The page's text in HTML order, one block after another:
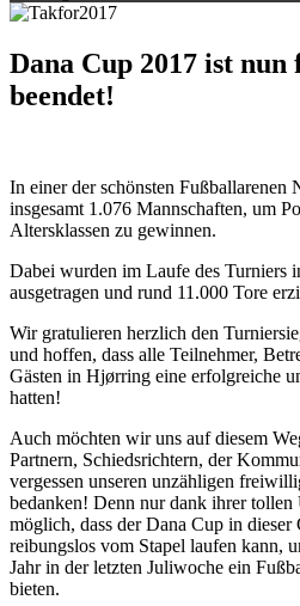
Dana Cup 2017 ist nun
beendet!
In einer der schönsten Fußballarenen
insgesamt 1.076 Mannschaften, um
Altersklassen zu gewinnen.
Dabei wurden im Laufe des Turniers
ausgetragen und rund 11.000 Tore
Wir gratulieren herzlich den
und hoffen, dass alle Teilnehmer,
Gästen in Hjørring eine erfolgreiche
hatten!
Auch möchten wir uns auf diesem
Partnern, Schiedsrichtern, der
vergessen unseren unzähligen
bedanken! Denn nur dank ihrer tollen
möglich, dass der Dana Cup in dieser
reibungslos vom Stapel laufen kann,
Jahr in der letzten Juliwoche ein
bieten.